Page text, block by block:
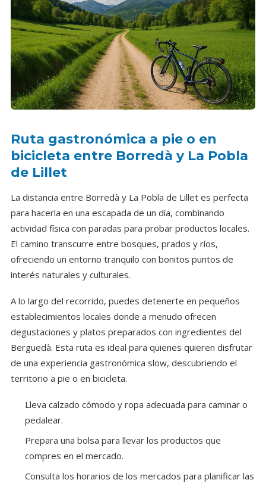
Ruta gastronómica a pie o en
bicicleta entre Borredà y La Pobla
de Lillet
La distancia entre Borredà y La Pobla de Lillet es perfecta
para hacerla en una escapada de un día, combinando
actividad física con paradas para probar productos locales.
El camino transcurre entre bosques, prados y ríos,
ofreciendo un entorno tranquilo con bonitos puntos de
interés naturales y culturales.
A lo largo del recorrido, puedes detenerte en pequeños
establecimientos locales donde a menudo ofrecen
degustaciones y platos preparados con ingredientes del
Berguedà. Esta ruta es ideal para quienes quieren disfrutar
de una experiencia gastronómica slow, descubriendo el
territorio a pie o en bicicleta.
Lleva calzado cómodo y ropa adecuada para caminar o
pedalear.
Prepara una bolsa para llevar los productos que
compres en el mercado.
Consulta los horarios de los mercados para planificar las